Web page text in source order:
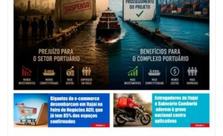
09/08/2026 | 07:00
Exposição revela a jornada de um pai diante da transição da filha em